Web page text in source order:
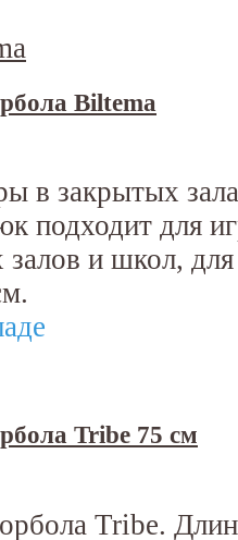
Biltema
в закрытых
подходит для
и школ,
Tribe 75 см
Tribe.